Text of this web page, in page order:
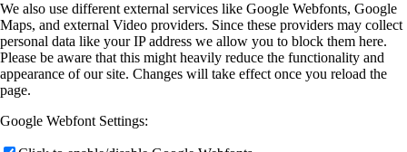
We also use different external services like Google Webfonts, Google
Maps, and external Video providers. Since these providers may collect
personal data like your IP address we allow you to block them here.
Please be aware that this might heavily reduce the functionality and
appearance of our site. Changes will take effect once you reload the
page.
Google Webfont Settings: